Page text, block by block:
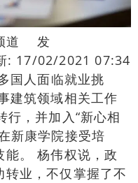
道 发
17/02/2021 07:34
国人面临就业挑
建筑领域相关工作
行，并加入“新心相
新康学院接受培
。 杨伟权说，政
业，不仅掌握了不